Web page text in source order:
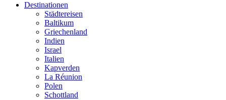
Destinationen
Städtereisen
Baltikum
Griechenland
Indien
Israel
Italien
Kapverden
La Réunion
Polen
Schottland